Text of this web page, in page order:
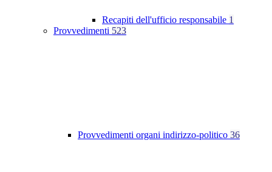
Recapiti dell'ufficio responsabile 1
Provvedimenti 523
Provvedimenti organi indirizzo-politico 36